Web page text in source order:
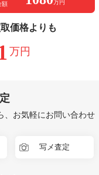
額
万円
価格よりも
万円
、お気軽にお問い合わせ
写メ査定